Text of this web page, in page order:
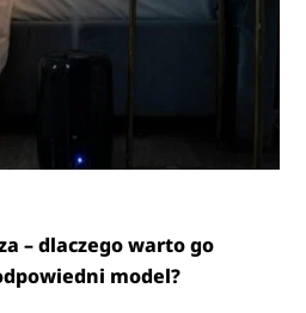
– dlaczego warto go
model?